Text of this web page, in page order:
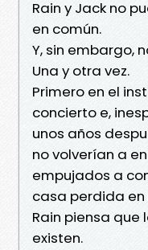
Rain y Jack no
en común.
Y, sin embargo,
Una y otra vez.
Primero en el
concierto e,
unos años
no volverían a
empujados a
casa perdida
Rain piensa
existen.